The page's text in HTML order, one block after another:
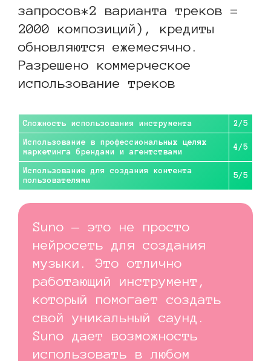
запросов*2 варианта треков =
2000 композиций), кредиты
обновляются ежемесячно.
Разрешено коммерческое
использование треков
Сложность использования инструмента 2/5
Использование в профессиональных целях
маркетинга брендами и агентствами
4/5
Использование для создания контента
пользователями
5/5
Suno — это не просто
нейросеть для создания
музыки. Это отлично
работающий инструмент,
который помогает создать
свой уникальный саунд.
Suno дает возможность
использовать в любом